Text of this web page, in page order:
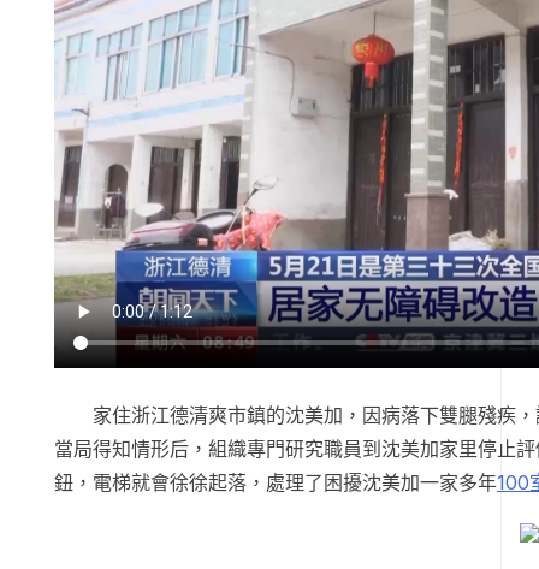
家住浙江德清爽市鎮的沈美加，因病落下雙腿殘疾
當局得知情形后，組織專門研究職員到沈美加家里停止
鈕，電梯就會徐徐起落，處理了困擾沈美加一家多年100